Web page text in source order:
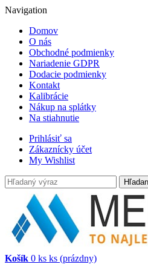
Navigation
Domov
O nás
Obchodné podmienky
Nariadenie GDPR
Dodacie podmienky
Kontakt
Kalibrácie
Nákup na splátky
Na stiahnutie
Prihlásiť sa
Zákaznícky účet
My Wishlist
Košík 0 ks ks (prázdny)